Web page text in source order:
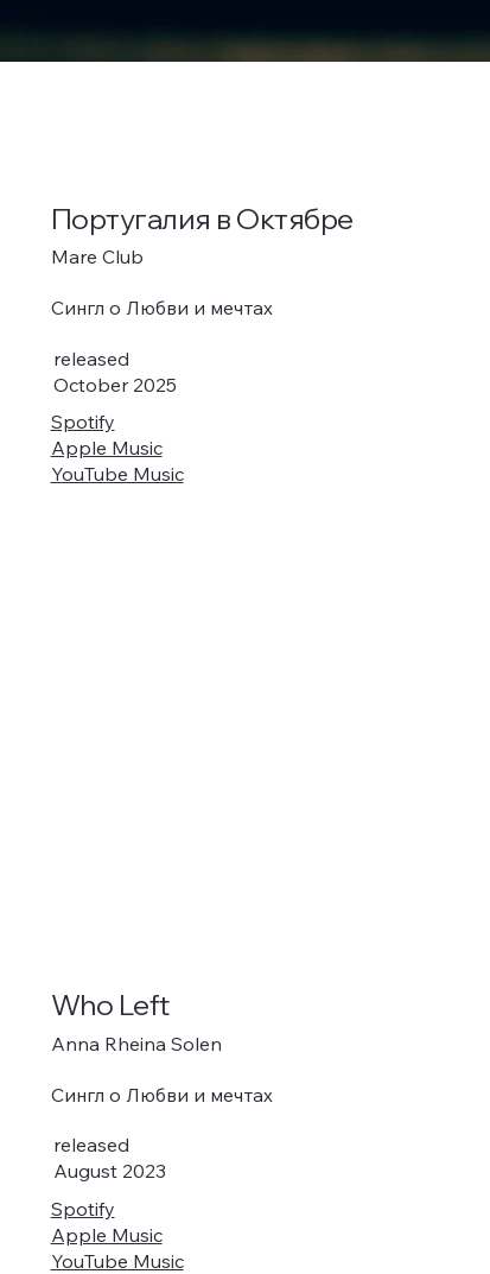
Португалия в Октябре
Mare Club
released
October 2025
Spotify
Apple Music
YouTube Music
Сингл о Любви и мечтах
Who Left
Anna Rheina Solen
released
August 2023
Spotify
Apple Music
YouTube Music
Сингл о Любви и мечтах